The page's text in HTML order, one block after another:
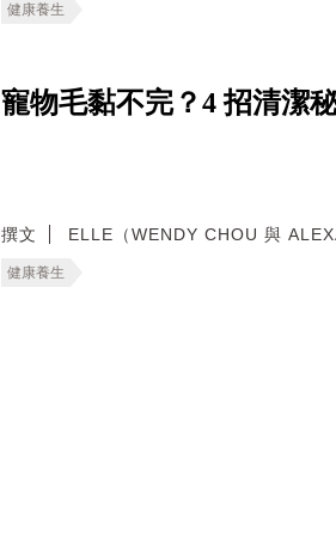
健康養生
寵物毛黏不完？4 招清潔
撰文 ELLE（WENDY CHOU 與
健康養生